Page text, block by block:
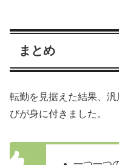
まとめ
転勤を見据えた結果、
びが身に付きました。